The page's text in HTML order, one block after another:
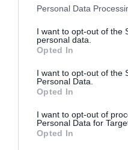
Please note that this
not limited to your visit or
grant or deny consent to
use your data for below
consent section.
Personal Data
I want to opt-out of the
personal data.
Opted In
I want to opt-out of the
Personal Data.
Opted In
I want to opt-out of
Personal Data for
Opted In
network nézeteit tükrözik. A
publikációjával foglalkozik, a
- azok az olvasók személyes
Kérjük, kulturáltan, mások
tiszteletben tartásával